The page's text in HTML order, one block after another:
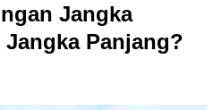
Jangka
Panjang?